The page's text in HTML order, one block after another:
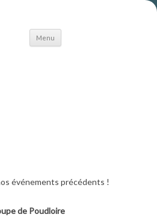
Menu
Aller
événements précédents !
de Poudloire